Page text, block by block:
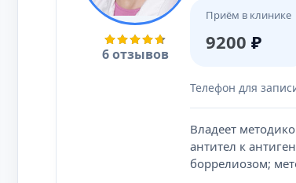
6 отзывов
Приём в клинике
9200 ₽
Телефон для
Владеет
антител к
боррелиозом;